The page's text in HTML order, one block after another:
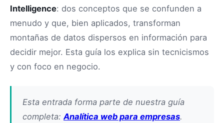
Intelligence: dos conceptos que se confunden a
menudo y que, bien aplicados, transforman
montañas de datos dispersos en información para
decidir mejor. Esta guía los explica sin tecnicismos
y con foco en negocio.
Esta entrada forma parte de nuestra guía
completa:Analítica web para empresas.